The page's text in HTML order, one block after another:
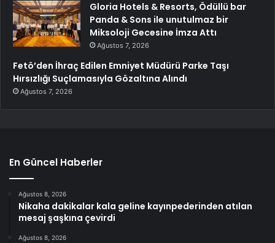
Gloria Hotels & Resorts, Ödüllü bar
Panda & Sons ile unutulmaz bir
Miksoloji Gecesine İmza Attı
Ağustos 7, 2026
Fetö’den İhraç Edilen Emniyet Müdürü Parke Taşı
Hırsızlığı Suçlamasıyla Gözaltına Alındı
Ağustos 7, 2026
En Güncel Haberler
Ağustos 8, 2026
Nikaha dakikalar kala geline kayınpederinden atılan
mesaj şaşkına çevirdi
Ağustos 8, 2026